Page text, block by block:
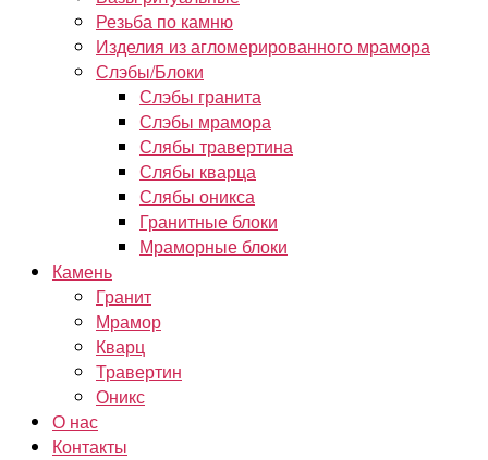
Резьба по камню
Изделия из агломерированного мрамора
Слэбы/Блоки
Слэбы гранита
Слэбы мрамора
Слябы травертина
Слябы кварца
Слябы оникса
Гранитные блоки
Мраморные блоки
Камень
Гранит
Мрамор
Кварц
Травертин
Оникс
О нас
Контакты